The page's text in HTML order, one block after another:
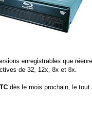
enregistrables que
de 32, 12x, 8x et 8x.
dès le mois prochain, le tout